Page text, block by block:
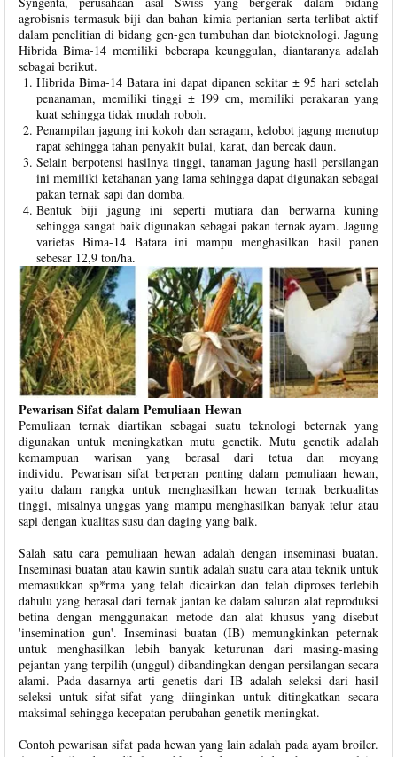
agrobisnis termasuk biji dan bahan kimia pertanian serta terlibat aktif
dalam penelitian di bidang gen-gen tumbuhan dan bioteknologi. Jagung
Hibrida Bima-14 memiliki beberapa keunggulan, diantaranya adalah
sebagai berikut.
Hibrida Bima-14 Batara ini dapat dipanen sekitar ± 95 hari setelah
penanaman, memiliki tinggi ± 199 cm, memiliki perakaran yang
kuat sehingga tidak mudah roboh.
Penampilan jagung ini kokoh dan seragam, kelobot jagung menutup
rapat sehingga tahan penyakit bulai, karat, dan bercak daun.
Selain berpotensi hasilnya tinggi, tanaman jagung hasil persilangan
ini memiliki ketahanan yang lama sehingga dapat digunakan sebagai
pakan ternak sapi dan domba.
Bentuk biji jagung ini seperti mutiara dan berwarna kuning
sehingga sangat baik digunakan sebagai pakan ternak ayam. Jagung
varietas Bima-14 Batara ini mampu menghasilkan hasil panen
sebesar 12,9 ton/ha.
Pewarisan Sifat dalam Pemuliaan Hewan
Pemuliaan ternak diartikan sebagai suatu teknologi beternak yang
digunakan untuk meningkatkan mutu genetik. Mutu genetik adalah
kemampuan warisan yang berasal dari tetua dan moyang
individu. Pewarisan sifat berperan penting dalam pemuliaan hewan,
yaitu dalam rangka untuk menghasilkan hewan ternak berkualitas
tinggi, misalnya unggas yang mampu menghasilkan banyak telur atau
sapi dengan kualitas susu dan daging yang baik.
Salah satu cara pemuliaan hewan adalah dengan inseminasi buatan.
Inseminasi buatan atau kawin suntik adalah suatu cara atau teknik untuk
memasukkan sp*rma yang telah dicairkan dan telah diproses terlebih
dahulu yang berasal dari ternak jantan ke dalam saluran alat reproduksi
betina dengan menggunakan metode dan alat khusus yang disebut
'insemination gun'. Inseminasi buatan (IB) memungkinkan peternak
untuk menghasilkan lebih banyak keturunan dari masing-masing
pejantan yang terpilih (unggul) dibandingkan dengan persilangan secara
alami. Pada dasarnya arti genetis dari IB adalah seleksi dari hasil
seleksi untuk sifat-sifat yang diinginkan untuk ditingkatkan secara
maksimal sehingga kecepatan perubahan genetik meningkat.
Contoh pewarisan sifat pada hewan yang lain adalah pada ayam broiler.